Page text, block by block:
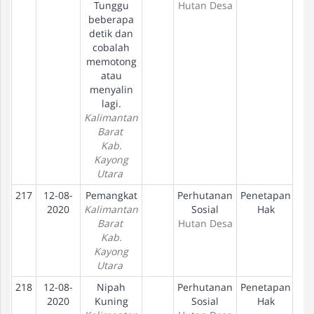
Tunggu
beberapa
detik dan
cobalah
memotong
atau
menyalin
lagi.
Kalimantan
Barat
Kab.
Kayong
Utara
Hutan Desa
217
12-08-
2020
Pemangkat
Kalimantan
Barat
Kab.
Kayong
Utara
Perhutanan
Sosial
Hutan Desa
Penetapan
Hak
218
12-08-
2020
Nipah
Kuning
Perhutanan
Sosial
Penetapan
Hak